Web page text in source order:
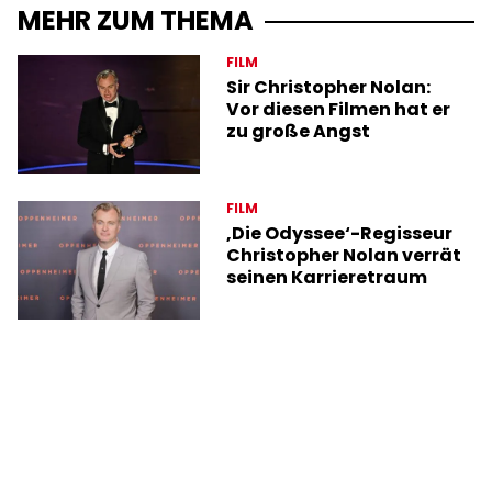
MEHR ZUM THEMA
FILM
Sir Christopher Nolan:
Vor diesen Filmen hat er
zu große Angst
FILM
‚Die Odyssee‘-Regisseur
Christopher Nolan verrät
seinen Karrieretraum